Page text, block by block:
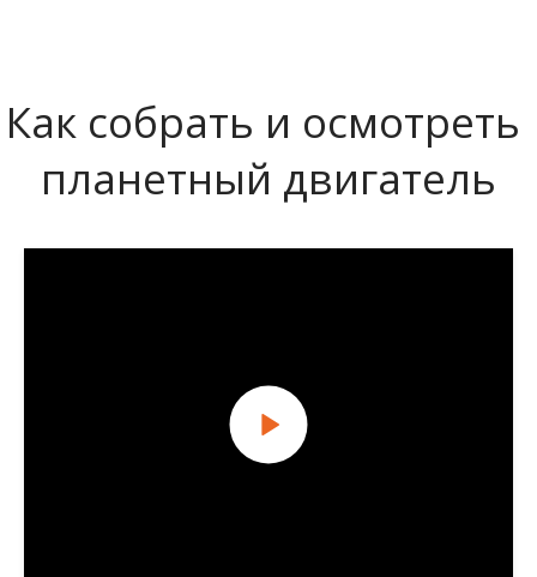
Как собрать и осмотреть
планетный двигатель